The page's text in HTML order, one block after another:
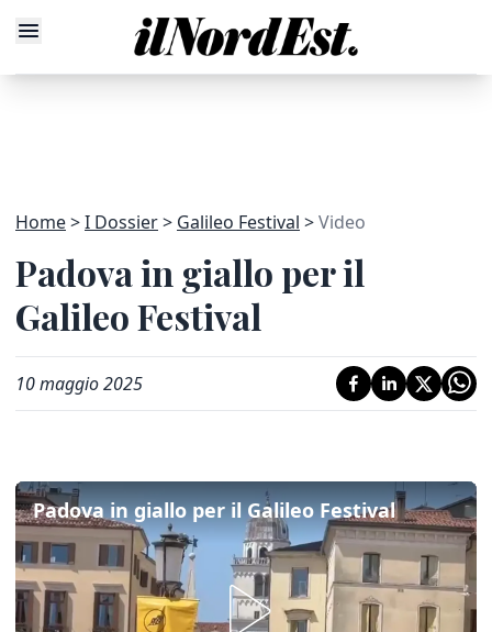
Home I Dossier Galileo Festival Video
Padova in giallo per il
Galileo Festival
10 maggio 2025
Padova in giallo per il Galileo Festival